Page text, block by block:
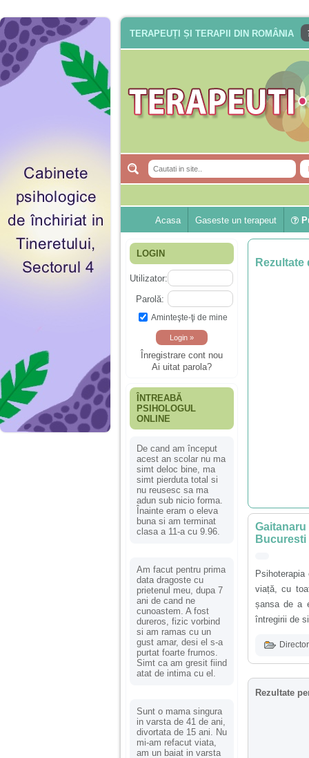
TERAPEUȚI ȘI TERAPII DIN ROMÂNIA
Acasa Gaseste un terapeut
LOGIN
Utilizator:
Parolă:
Aminteşte-ţi de mine
Înregistrare cont nou
Ai uitat parola?
ÎNTREABĂ
PSIHOLOGUL
ONLINE
De cand am început
acest an scolar nu ma
simt deloc bine, ma
simt pierduta total si
nu reusesc sa ma
adun sub nicio forma.
Înainte eram o eleva
buna si am terminat
clasa a 11-a cu 9.96.
Am facut pentru prima
data dragoste cu
prietenul meu, dupa 7
ani de cand ne
cunoastem. A fost
dureros, fizic vorbind
si am ramas cu un
gust amar, desi el s-a
purtat foarte frumos.
Simt ca am gresit fiind
atat de intima cu el.
Sunt o mama singura
in varsta de 41 de ani,
divortata de 15 ani. Nu
mi-am refacut viata,
am un baiat in varsta
Rezultate
Bucuresti
viață, cu
șansa de a
întregirii de
Rezultate